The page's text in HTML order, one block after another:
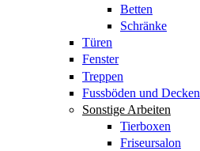
Betten
Schränke
Türen
Fenster
Treppen
Fussböden und Decken
Sonstige Arbeiten
Tierboxen
Friseursalon